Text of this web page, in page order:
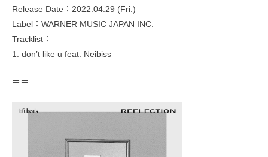
Release Date：2022.04.29 (Fri.)
Label：WARNER MUSIC JAPAN INC.
Tracklist：
1. don’t like u feat. Neibiss
＝＝